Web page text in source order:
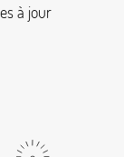
à jour